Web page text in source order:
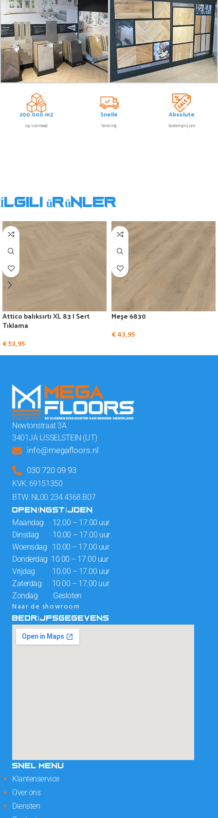
200.000 m2
op voorraad
Snelle
levering
Absolute
bodemprijzen
İlgili ürünler
Attico balıksırtı XL 83 | Sert
Tıklama
€53,95
Meşe 6830
€43,95
Newtonstraat 3A
3401JA IJSSELSTEIN (UT)
info@megafloors.nl
030 720 09 93
KVK: 69151350
BTW: NL00.234.4368.B07
OPENINGSTIJDEN
Maandag 12.00 – 17.00 uur
Dinsdag 10.00 – 17.00 uur
Woensdag 10.00 – 17.00 uur
Donderdag 10.00 – 17.00 uur
Vrijdag 10.00 – 17.00 uur
Zaterdag 10.00 – 17.00 uur
Zondag Gesloten
Naar de showroom
BEDRIJFSGEGEVENS
SNEL MENU
Klantenservice
Over ons
Diensten